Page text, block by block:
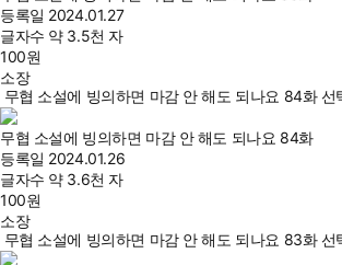
등록일 2024.01.27
글자수 약 3.5천 자
100원
소장
무협 소설에 빙의하면 마감 안 해도 되나요 84화 선
무협 소설에 빙의하면 마감 안 해도 되나요 84화
등록일 2024.01.26
글자수 약 3.6천 자
100원
소장
무협 소설에 빙의하면 마감 안 해도 되나요 83화 선